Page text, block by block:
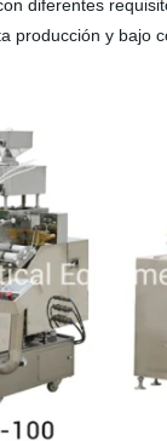
diferentes
producción y